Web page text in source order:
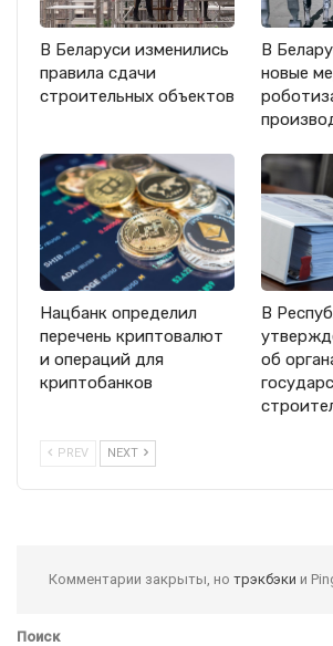
В Беларуси изменились
правила сдачи
строительных объектов
В
новые
Нацбанк определил
перечень криптовалют
и операций для
криптобанков
В
об
PREV NEXT
Комментарии закрыты, но трэкбэки и
Поиск